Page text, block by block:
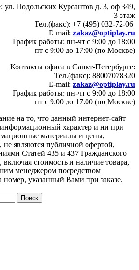
ул. Подольских Курсантов д. 3, оф 349,
3 этаж
Тел.(факс): +7 (495) 032-72-06
E-mail: zakaz@optiplay.ru
График работы: пн-чт с 9:00 до 18:00
пт с 9:00 до 17:00 (по Москве)
Контакты офиса в Санкт-Петербурге:
Тел.(факс): 88007078320
E-mail: zakaz@optiplay.ru
График работы: пн-чт с 9:00 до 18:00
пт с 9:00 до 17:00 (по Москве)
на то, что данный интернет-сайт
характер и ни при
материалы и цены,
не являются публичной офертой,
Статей 435 и 437 Гражданского
стоимость и наличие товара,
менеджером посредством
номер, указанный Вами при заказе.
Поиск